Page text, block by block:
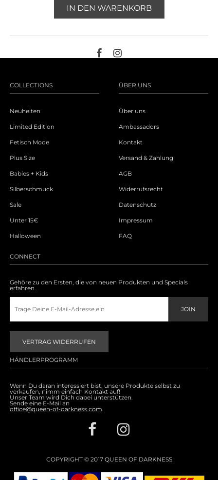
IN DEN WARENKORB
COLLECTIONS
Neuheiten
Limited Edition
Fetisch Mode
Plus Size
Babies + Kids
Silberschmuck
Sale
Unter 15€
Halloween
ÜBER UNS
Über uns
Ambassadors
Kontakt
Versand & Zahlung
AGB
Widerrufsrecht
Datenschutz
Impressum
FAQ
CONNECT
Gehöre zu den Ersten, die von neuen Produkten und Specials
erfahren.
VERTRAG WIDERRUFEN
HÄNDLERPROGRAMM
Wenn Du daran interessiert bist, unsere Produkte selbst zu
verkaufen, nimm einfach Kontakt auf!
Unser Team wird Dich dabei unterstützen.
Sende eine E-Mail an
office@queen-of-darkness.com.
COPYRIGHT © 2017 QUEEN OF DARKNESS